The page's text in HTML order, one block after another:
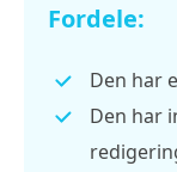
Fordele:
Den har
Den har